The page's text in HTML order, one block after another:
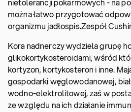
nietolerancji pokarmowych - na
można łatwo przygotować
organizmu jadłospis.Zespół
Kora nadnerczy wydziela grupę
glikokortykosteroidami, wśród
kortyzon, kortykosteron i inne.
gospodarki węglowodanowej,
wodno-elektrolitowej, zaś w
ze względu na ich działanie